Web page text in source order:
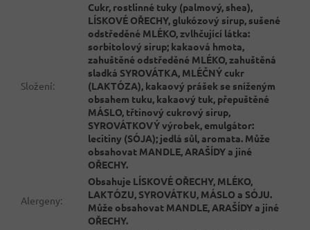
Složení:
Cukr, rostlinné tuky (palmový, shea),
LÍSKOVÉ OŘECHY, glukózový sirup, sušené
odstředěné MLÉKO, zvlhčující látka:
sorbitolový sirup; kakaová hmota,
zahuštěné odstředěné MLÉKO, zahuštěná
sladká SYROVÁTKA, MLÉČNÝ cukr
(LAKTÓZA), kakaový prášek se sníženým
obsahem tuku, kakaový tuk, přepuštěné
MÁSLO, třtinový cukrový sirup,
SYROVÁTKOVÝ výrobek, emulgátor:
lecitiny (SÓJA); jedlá sůl, aromata. Může
obsahovat MANDLE, ARAŠÍDY a jiné
OŘECHY.
Alergeny:
Obsahuje LÍSKOVÉ OŘECHY, MLÉKO,
LAKTÓZU, SYROVÁTKU, MÁSLO a SÓJU.
Může obsahovat MANDLE, ARAŠÍDY a jiné
OŘECHY.